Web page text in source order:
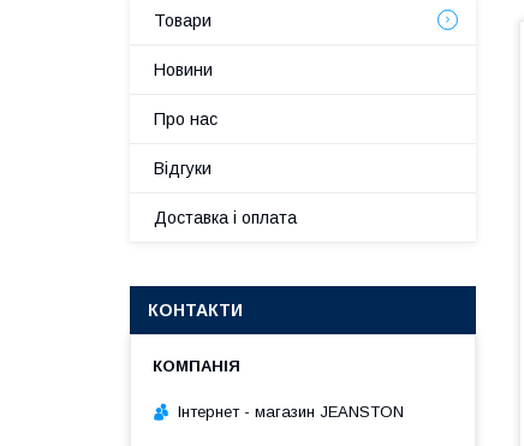
Товари
Новини
Про нас
Відгуки
Доставка і оплата
КОНТАКТИ
Інтернет - магазин JEANSTON